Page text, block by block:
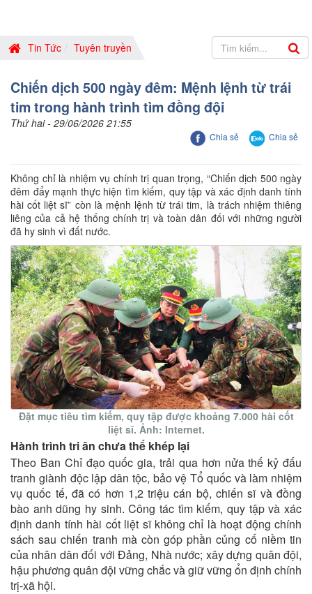
Tin Tức Tuyên truyền
Chiến dịch 500 ngày đêm: Mệnh lệnh từ trái
tim trong hành trình tìm đồng đội
Thứ hai - 29/06/2026 21:55
Chia sẻ Chia sẻ
Không chỉ là nhiệm vụ chính trị quan trọng, “Chiến dịch 500 ngày
đêm đẩy mạnh thực hiện tìm kiếm, quy tập và xác định danh tính
hài cốt liệt sĩ” còn là mệnh lệnh từ trái tim, là trách nhiệm thiêng
liêng của cả hệ thống chính trị và toàn dân đối với những người
đã hy sinh vì đất nước.
Đặt mục tiêu tìm kiếm, quy tập được khoảng 7.000 hài cốt
liệt sĩ. Ảnh: Internet.
Hành trình tri ân chưa thể khép lại
Theo Ban Chỉ đạo quốc gia, trải qua hơn nửa thế kỷ đấu
tranh giành độc lập dân tộc, bảo vệ Tổ quốc và làm nhiệm
vụ quốc tế, đã có hơn 1,2 triệu cán bộ, chiến sĩ và đồng
bào anh dũng hy sinh. Công tác tìm kiếm, quy tập và xác
định danh tính hài cốt liệt sĩ không chỉ là hoạt động chính
sách sau chiến tranh mà còn góp phần củng cố niềm tin
của nhân dân đối với Đảng, Nhà nước; xây dựng quân đội,
hậu phương quân đội vững chắc và giữ vững ổn định chính
trị-xã hội.